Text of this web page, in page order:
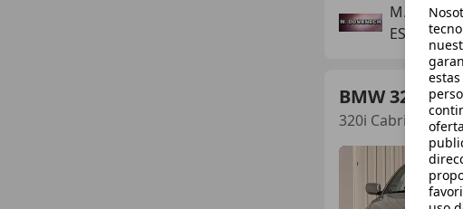
ES-29670
BMW 320
320i Cabriolet Aut.